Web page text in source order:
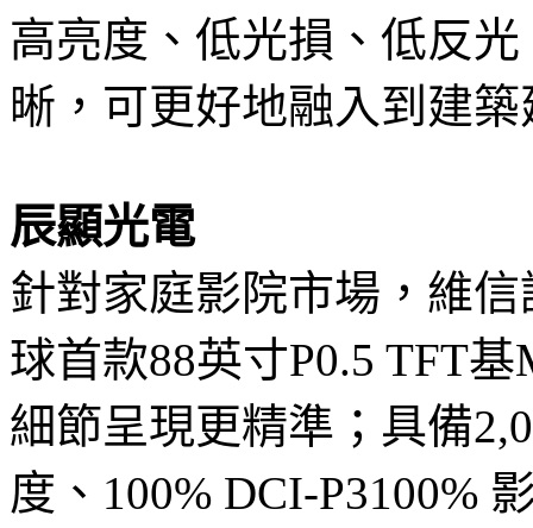
高亮度、低光損、低反
晰，可更好地融入到建
辰顯光電
針對家庭影院市場，維
球首款88英寸P0.5 TFT
細節呈現更精準；具備
度、100% DCI-P3100%